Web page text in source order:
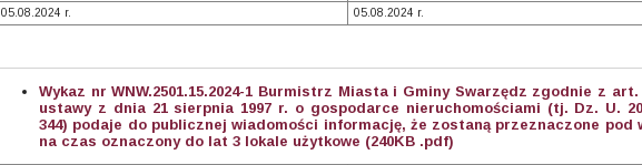
05.08.2024 r.
05.08.2024 r.
Wykaz nr WNW.2501.15.2024-1 Burmistrz Miasta i Gminy Swarzędz zgodnie z
ustawy z dnia 21 sierpnia 1997 r. o gospodarce nieruchomościami (tj. Dz. U.
344) podaje do publicznej wiadomości informację, że zostaną przeznaczone pod
na czas oznaczony do lat 3 lokale użytkowe (240KB .pdf)